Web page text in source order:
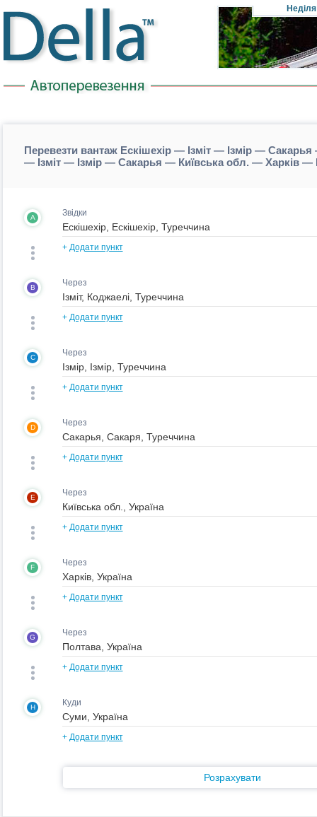
Неділя
Перевезти вантаж Ескішехір — Ізміт — Ізмір —
— Ізміт — Ізмір — Сакарья — Київська обл. — Харків
A Звідки
+ Додати пункт
B Через
+ Додати пункт
C Через
+ Додати пункт
D Через
+ Додати пункт
E Через
+ Додати пункт
F Через
+ Додати пункт
G Через
+ Додати пункт
H Куди
+ Додати пункт
Розрахувати